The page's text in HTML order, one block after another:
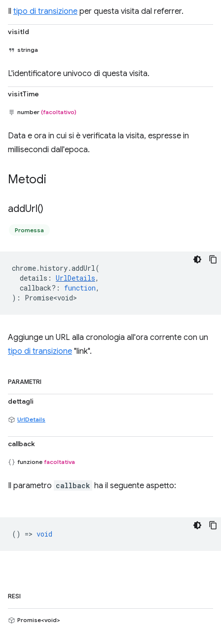
Il tipo di transizione per questa visita dal referrer.
visitId
stringa
L'identificatore univoco di questa visita.
visitTime
number (facoltativo)
Data e ora in cui si è verificata la visita, espresse in
millisecondi dall'epoca.
Metodi
addUrl()
Promessa
chrome.history.addUrl(
details : UrlDetails,
callback? : function,
) : Promise<void>
Aggiunge un URL alla cronologia all'ora corrente con un
tipo di transizione "link".
PARAMETRI
dettagli
UrlDetails
callback
funzione facoltativa
Il parametro callback ha il seguente aspetto:
() => void
RESI
Promise<void>